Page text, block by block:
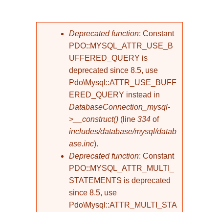
Fehlermeldung
Deprecated function: Constant
PDO::MYSQL_ATTR_USE_B
UFFERED_QUERY is
deprecated since 8.5, use
Pdo\Mysql::ATTR_USE_BUFF
ERED_QUERY instead in
DatabaseConnection_mysql-
>__construct() (line 334 of
includes/database/mysql/datab
ase.inc).
Deprecated function: Constant
PDO::MYSQL_ATTR_MULTI_
STATEMENTS is deprecated
since 8.5, use
Pdo\Mysql::ATTR_MULTI_STA